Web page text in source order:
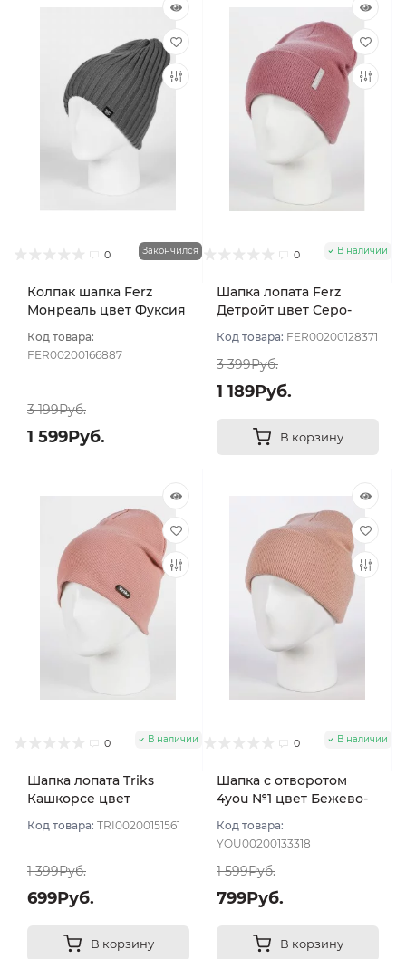
0 Закончился
Колпак шапка Ferz
Монреаль цвет Фуксия
Код товара:
FER00200166887
3 199Руб.
1 599Руб.
0 В наличии
Шапка лопата Ferz
Детройт цвет Серо-
Код товара: FER00200128371
3 399Руб.
1 189Руб.
В корзину
0 В наличии
Шапка лопата Triks
Кашкорсе цвет
Код товара: TRI00200151561
1 399Руб.
699Руб.
В корзину
0 В наличии
Шапка с отворотом
4you №1 цвет Бежево-
Код товара:
YOU00200133318
1 599Руб.
799Руб.
В корзину